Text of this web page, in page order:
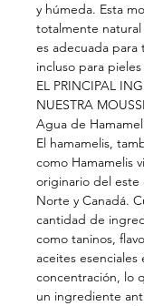
y húmeda. Esta
totalmente
es adecuada
incluso para
EL PRINCIPAL
NUESTRA
Agua de
El hamamelis,
como Hamamelis
originario del
Norte y Canadá.
cantidad de
como taninos,
aceites esenciales
concentración, lo
un ingrediente